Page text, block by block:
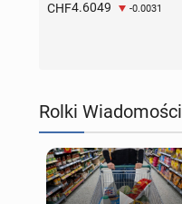
CHF4.6049 -0.0031
Rolki Wiadomości